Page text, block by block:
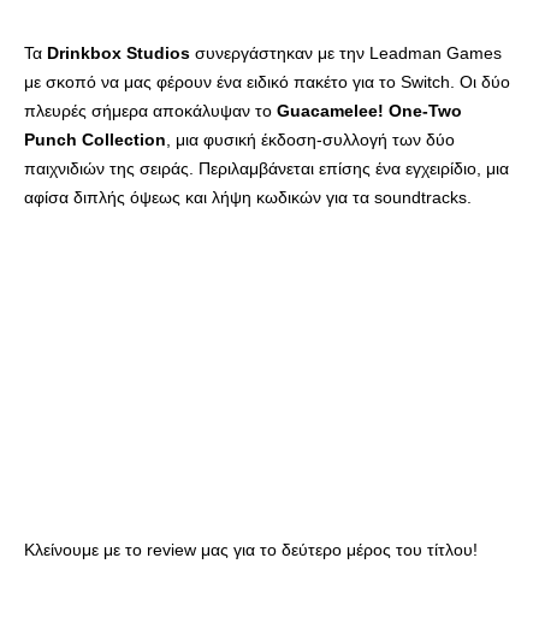
Τα Drinkbox Studios συνεργάστηκαν με την Leadman Games
με σκοπό να μας φέρουν ένα ειδικό πακέτο για το Switch. Οι δύο
πλευρές σήμερα αποκάλυψαν το Guacamelee! One-Two
Punch Collection , μια φυσική έκδοση-συλλογή των δύο
παιχνιδιών της σειράς. Περιλαμβάνεται επίσης ένα εγχειρίδιο, μια
αφίσα διπλής όψεως και λήψη κωδικών για τα soundtracks.
Κλείνουμε με το review μας για το δεύτερο μέρος του τίτλου!